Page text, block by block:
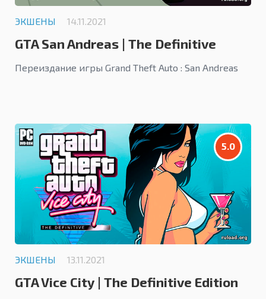
ЭКШЕНЫ 14.11.2021
GTA San Andreas | The Definitive
Переиздание игры Grand Theft Auto : San Andreas
5.0
ЭКШЕНЫ 13.11.2021
GTA Vice City | The Definitive Edition